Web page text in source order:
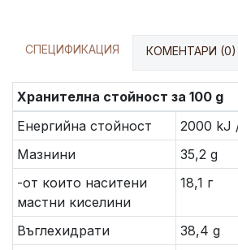
СПЕЦИФИКАЦИЯ КОМЕНТАРИ (0)
Хранителна стойност за 100 g
Енергийна стойност
2000 kJ
Мазнини
35,2 g
-от които наситени
мастни киселини
18,1 г
Въглехидрати
38,4 g